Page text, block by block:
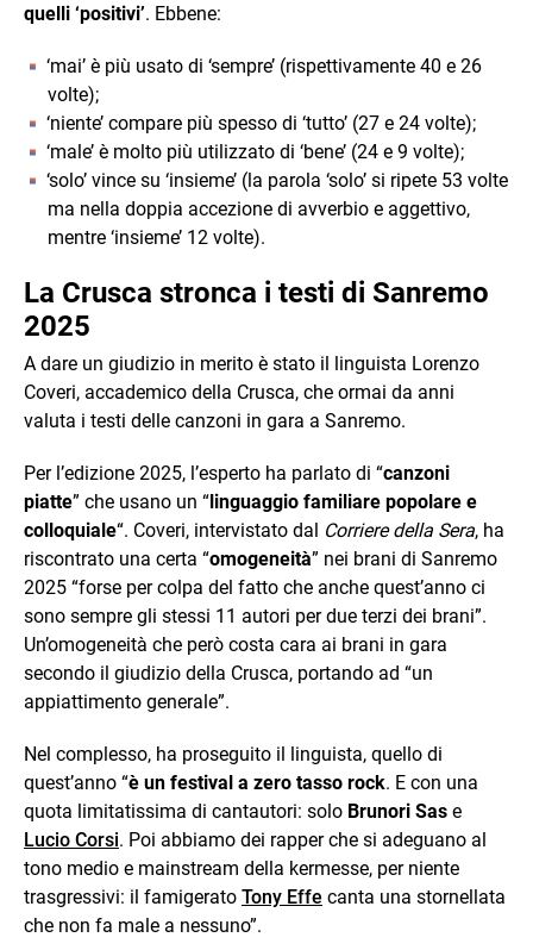
quelli ‘positivi’. Ebbene:
‘mai’ è più usato di ‘sempre’ (rispettivamente 40 e 26
volte);
‘niente’ compare più spesso di ‘tutto’ (27 e 24 volte);
‘male’ è molto più utilizzato di ‘bene’ (24 e 9 volte);
‘solo’ vince su ‘insieme’ (la parola ‘solo’ si ripete 53 volte
ma nella doppia accezione di avverbio e aggettivo,
mentre ‘insieme’ 12 volte).
La Crusca stronca i testi di Sanremo
2025
A dare un giudizio in merito è stato il linguista Lorenzo
Coveri, accademico della Crusca, che ormai da anni
valuta i testi delle canzoni in gara a Sanremo.
Per l’edizione 2025, l’esperto ha parlato di “canzoni
piatte” che usano un “linguaggio familiare popolare e
colloquiale“. Coveri, intervistato dal Corriere della Sera, ha
riscontrato una certa “omogeneità” nei brani di Sanremo
2025 “forse per colpa del fatto che anche quest’anno ci
sono sempre gli stessi 11 autori per due terzi dei brani”.
Un’omogeneità che però costa cara ai brani in gara
secondo il giudizio della Crusca, portando ad “un
appiattimento generale”.
Nel complesso, ha proseguito il linguista, quello di
quest’anno “è un festival a zero tasso rock. E con una
quota limitatissima di cantautori: solo Brunori Sas e
Lucio Corsi. Poi abbiamo dei rapper che si adeguano al
tono medio e mainstream della kermesse, per niente
trasgressivi: il famigerato Tony Effe canta una stornellata
che non fa male a nessuno”.